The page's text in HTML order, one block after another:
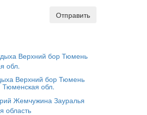
Отправить
Верхний бор Тюмень
Тюменская обл.